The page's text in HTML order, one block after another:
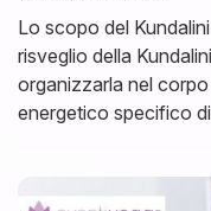
Lo scopo del
risveglio della
organizzarla nel
energetico specifico